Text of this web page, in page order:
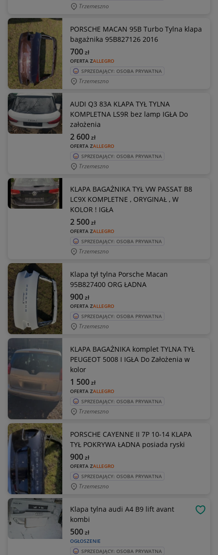
Trzemeszno
PORSCHE MACAN 95B Turbo Tylna klapa
bagażnika 95B827126 2016
OFERTA ZALLEGRO
700zł
SPRZEDAJĄCY: OSOBA PRYWATNA
Trzemeszno
AUDI Q3 83A KLAPA TYŁ TYLNA
KOMPLETNA LS9R bez lamp IGŁA Do
założenia
OFERTA ZALLEGRO
2 600zł
SPRZEDAJĄCY: OSOBA PRYWATNA
Trzemeszno
KLAPA BAGAŻNIKA TYŁ VW PASSAT B8
LC9X KOMPLETNE , ORYGINAŁ , W
KOLOR ! IGŁA
OFERTA ZALLEGRO
2 500zł
SPRZEDAJĄCY: OSOBA PRYWATNA
Trzemeszno
Klapa tył tylna Porsche Macan
95B827400 ORG ŁADNA
OFERTA ZALLEGRO
900zł
SPRZEDAJĄCY: OSOBA PRYWATNA
Trzemeszno
KLAPA BAGAŻNIKA komplet TYLNA TYŁ
PEUGEOT 5008 I IGŁA Do Założenia w
kolor
OFERTA ZALLEGRO
1 500zł
SPRZEDAJĄCY: OSOBA PRYWATNA
Trzemeszno
PORSCHE CAYENNE II 7P 10-14 KLAPA
TYŁ POKRYWA ŁADNA posiada ryski
OFERTA ZALLEGRO
900zł
SPRZEDAJĄCY: OSOBA PRYWATNA
Trzemeszno
Klapa tylna audi A4 B9 lift avant
kombi
OGŁOSZENIE
500zł
SPRZEDAJĄCY: OSOBA PRYWATNA